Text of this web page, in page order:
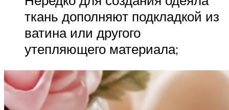
ткань дополняют подкладкой из
ватина или другого
утепляющего материала;